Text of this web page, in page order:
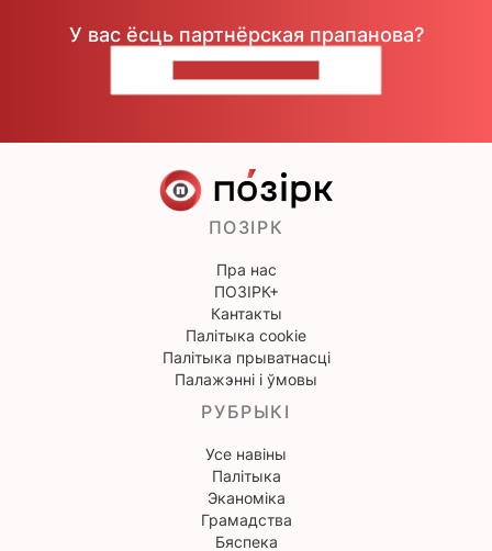
У вас ёсць партнёрская прапанова?
ПОЗІРК
Пра нас
ПОЗІРК+
Кантакты
Палітыка cookie
Палітыка прыватнасці
Палажэнні і ўмовы
РУБРЫКІ
Усе навіны
Палітыка
Эканоміка
Грамадства
Бяспека